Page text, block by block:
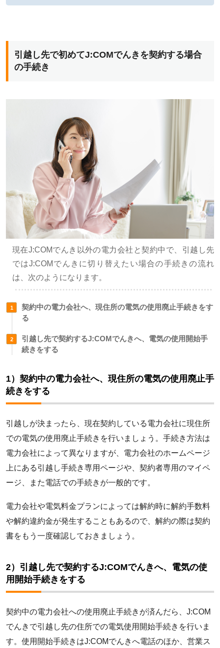
引越し先で初めてJ:COMでんきを契約する場合
の手続き
現在J:COMでんき以外の電力会社と契約中で、引越し先
ではJ:COMでんきに切り替えたい場合の手続きの流れ
は、次のようになります。
契約中の電力会社へ、現住所の電気の使用廃止手続きをす
る
引越し先で契約するJ:COMでんきへ、電気の使用開始手
続きをする
1）契約中の電力会社へ、現住所の電気の使用廃止手
続きをする
引越しが決まったら、現在契約している電力会社に現住所
での電気の使用廃止手続きを行いましょう。手続き方法は
電力会社によって異なりますが、電力会社のホームページ
上にある引越し手続き専用ページや、契約者専用のマイペ
ージ、また電話での手続きが一般的です。
電力会社や電気料金プランによっては解約時に解約手数料
や解約違約金が発生することもあるので、解約の際は契約
書をもう一度確認しておきましょう。
2）引越し先で契約するJ:COMでんきへ、電気の使
用開始手続きをする
契約中の電力会社への使用廃止手続きが済んだら、J:COM
でんきで引越し先の住所での電気使用開始手続きを行いま
す。使用開始手続きはJ:COMでんきへ電話のほか、営業ス